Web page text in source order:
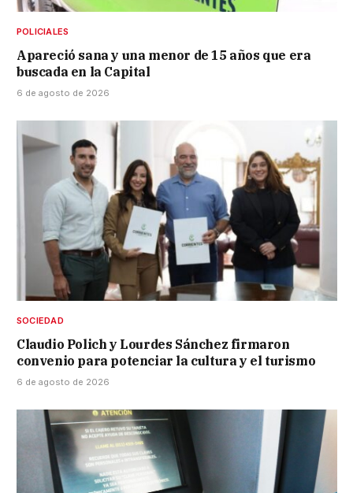
POLICIALES
Apareció sana y una menor de 15 años que era
buscada en la Capital
6 de agosto de 2026
SOCIEDAD
Claudio Polich y Lourdes Sánchez firmaron
convenio para potenciar la cultura y el turismo
6 de agosto de 2026